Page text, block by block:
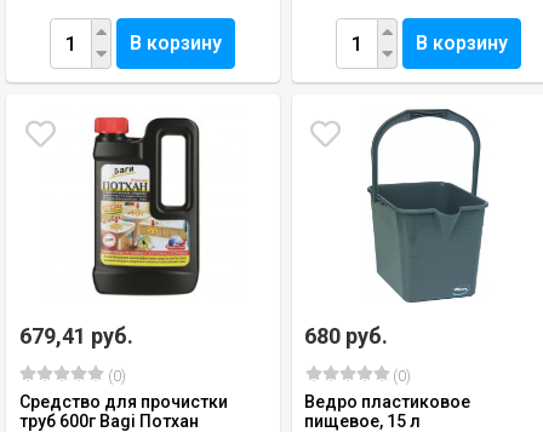
В корзину В корзину
679,41 руб.
(0)
Средство для прочистки
труб 600г Bagi Потхан
680 руб.
(0)
Ведро пластиковое
пищевое, 15 л